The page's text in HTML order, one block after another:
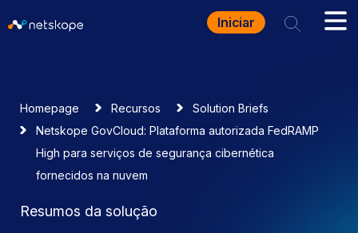
Iniciar
Homepage Recursos
Solution Briefs
Netskope GovCloud: Plataforma autorizada FedRAMP
High para serviços de segurança cibernética
fornecidos na nuvem
Resumos da solução